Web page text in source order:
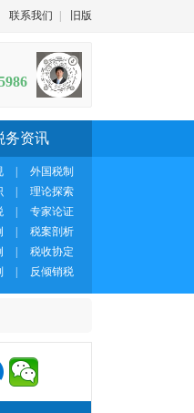
联系我们 旧版
务资讯
外国税制
理论探索
专家论证
税案剖析
税收协定
反倾销税